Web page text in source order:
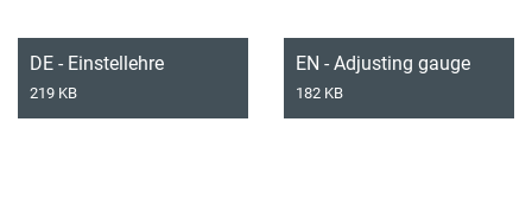
DE - Einstellehre
219 KB
EN - Adjusting gauge
182 KB